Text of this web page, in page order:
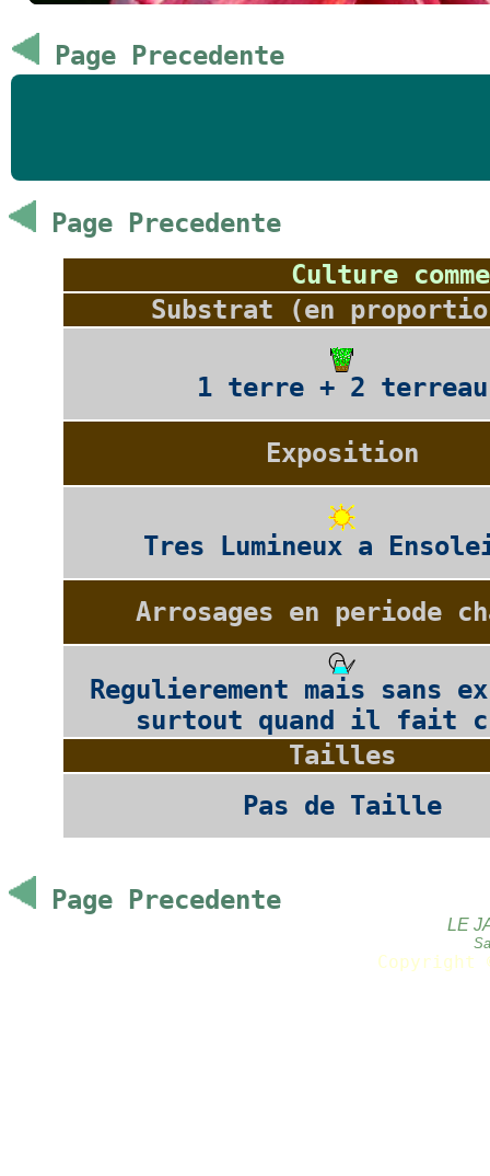
Page Precedente
Page Precedente
Culture
Substrat (en
1 terre + 2 terreau
Exposition
Tres Lumineux a
Arrosages en periode
Regulierement mais sans
surtout quand il fait
Tailles
Pas de Taille
Page Precedente
LE
Copyright